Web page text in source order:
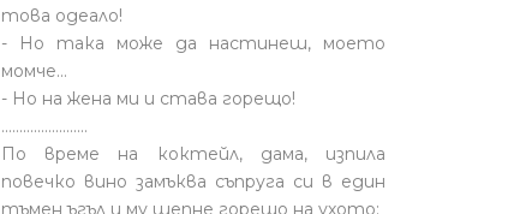
това одеало!
- Но така може да настинеш, моето
момче…
- Но на жена ми и става горещо!
........................
По време на коктейл, дама, изпила
повечко вино замъква съпруга си в един
тъмен ъгъл и му шепне горещо на ухото: